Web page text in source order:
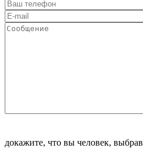
докажите, что вы человек, выбрав